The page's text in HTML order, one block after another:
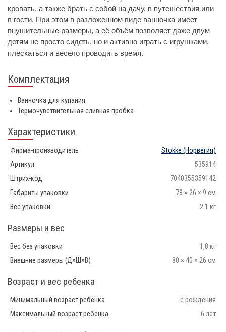
кровать, а также брать с собой на дачу, в путешествия или
в гости. При этом в разложенном виде ванночка имеет
внушительные размеры, а её объём позволяет даже двум
детям не просто сидеть, но и активно играть с игрушками,
плескаться и весело проводить время.
Комплектация
Ванночка для купания.
Термочувствительная сливная пробка.
Характеристики
Фирма-производитель Stokke (Норвегия)
Артикул
535914
Штрих-код
7040355359142
Габариты упаковки
78 × 26 × 9 см
Вес упаковки
2.1 кг
Размеры и вес
Вес без упаковки
1,8 кг
Внешние размеры (Д×Ш×В)
80 × 40 × 26 см
Возраст и вес ребенка
Минимальный возраст ребенка
с рождения
Максимальный возраст ребенка
6 лет